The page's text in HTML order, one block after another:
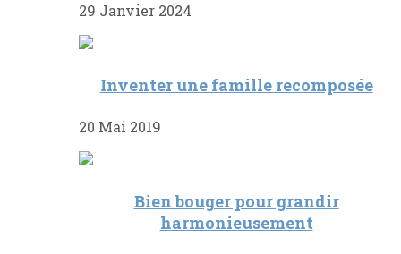
29 Janvier 2024
Inventer une famille recomposée
20 Mai 2019
Bien bouger pour grandir
harmonieusement